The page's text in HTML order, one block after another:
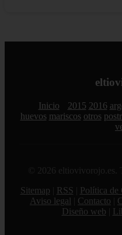
Inicio 2015 2016
huevos mariscos otros
© 2026 eltiovivorojo.es.
Sitemap
RSS Política de
Aviso legal
Contacto
Diseño web